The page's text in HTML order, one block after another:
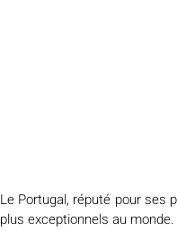
Le Portugal, réputé pour ses
plus exceptionnels au monde.